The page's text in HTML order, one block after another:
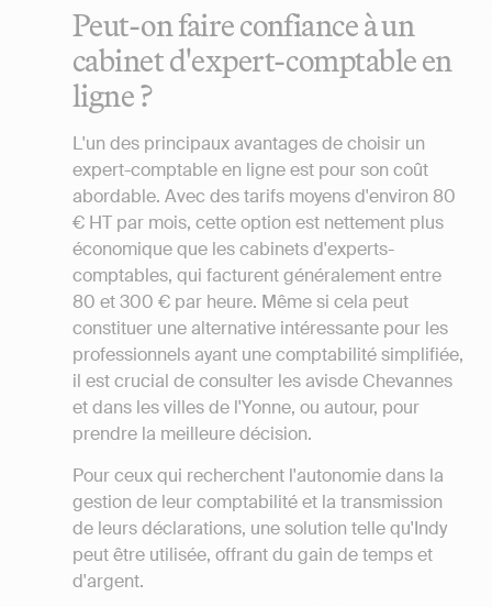
Peut-on faire confiance à un
cabinet d'expert-comptable en
ligne ?
L'un des principaux avantages de choisir un
expert-comptable en ligne est pour son coût
abordable. Avec des tarifs moyens d'environ 80
€ HT par mois, cette option est nettement plus
économique que les cabinets d'experts-
comptables, qui facturent généralement entre
80 et 300 € par heure. Même si cela peut
constituer une alternative intéressante pour les
professionnels ayant une comptabilité simplifiée,
il est crucial de consulter les avisde Chevannes
et dans les villes de l'Yonne, ou autour, pour
prendre la meilleure décision.
Pour ceux qui recherchent l'autonomie dans la
gestion de leur comptabilité et la transmission
de leurs déclarations, une solution telle qu'Indy
peut être utilisée, offrant du gain de temps et
d'argent.